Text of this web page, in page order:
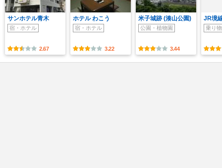
サンホテル青木
宿・ホテル
2.67
ホテル わこう
宿・ホテル
3.22
米子城跡 (湊山公園)
公園・植物園
3.44
JR境
乗り物